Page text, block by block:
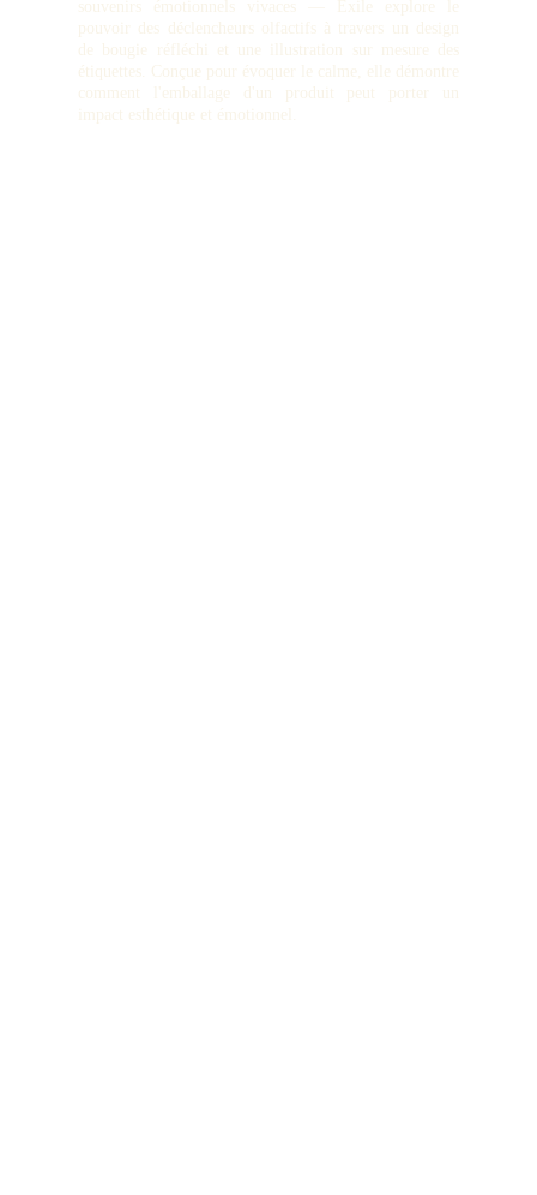
souvenirs émotionnels vivaces — Exile explore le
pouvoir des déclencheurs olfactifs à travers un design
de bougie réfléchi et une illustration sur mesure des
étiquettes. Conçue pour évoquer le calme, elle démontre
comment l'emballage d'un produit peut porter un
impact esthétique et émotionnel.